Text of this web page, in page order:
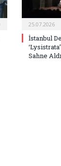
25.07.2026
İstanbul
Sahne Aldı